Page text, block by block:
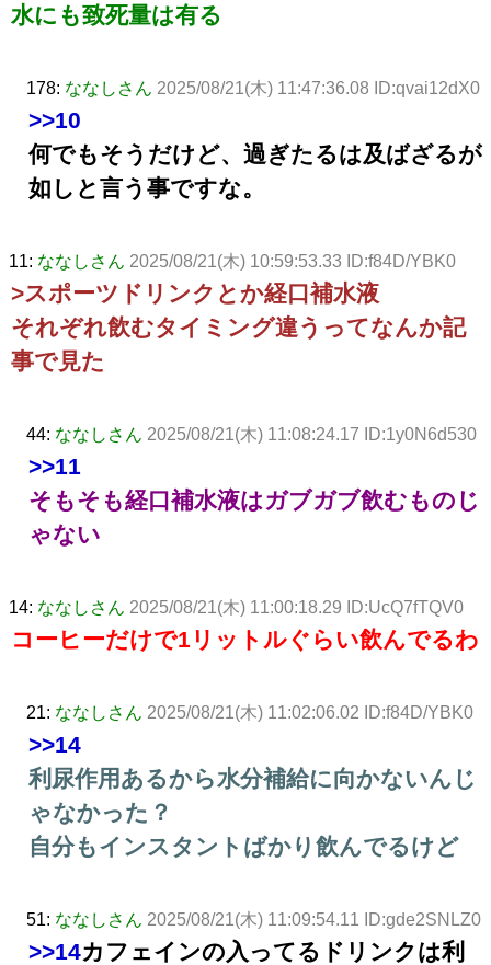
水にも致死量は有る
178: ななしさん 2025/08/21(木) 11:47:36.08 ID:qvai12dX0
>>10
何でもそうだけど、過ぎたるは及ばざるが
如しと言う事ですな。
11: ななしさん 2025/08/21(木) 10:59:53.33 ID:f84D/YBK0
>スポーツドリンクとか経口補水液
それぞれ飲むタイミング違うってなんか記
事で見た
44: ななしさん 2025/08/21(木) 11:08:24.17 ID:1y0N6d530
>>11
そもそも経口補水液はガブガブ飲むものじ
ゃない
14: ななしさん 2025/08/21(木) 11:00:18.29 ID:UcQ7fTQV0
コーヒーだけで1リットルぐらい飲んでるわ
21: ななしさん 2025/08/21(木) 11:02:06.02 ID:f84D/YBK0
>>14
利尿作用あるから水分補給に向かないんじ
ゃなかった？
自分もインスタントばかり飲んでるけど
51: ななしさん 2025/08/21(木) 11:09:54.11 ID:gde2SNLZ0
>>14カフェインの入ってるドリンクは利